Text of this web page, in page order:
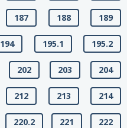
187 188 189
194 195.1 195.2
202 203 204
212 213 214
220.2 221 222